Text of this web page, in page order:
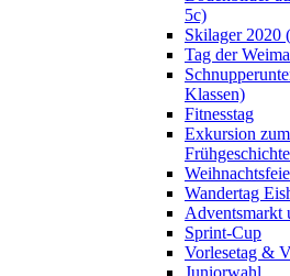
5c)
Skilager 2020
Tag der
Klassen)
Fitnesstag
Exkursion
Wandertag
Adventsmarkt
Sprint-Cup
Vorlesetag &
Juniorwahl